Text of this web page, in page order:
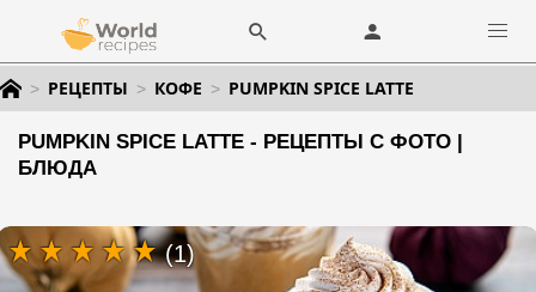
РЕЦЕПТЫ КОФЕ PUMPKIN SPICE LATTE
PUMPKIN SPICE LATTE - РЕЦЕПТЫ С ФОТО |
БЛЮДА
(1)